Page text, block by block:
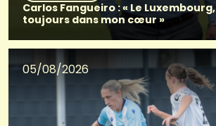
Carlos Fangueiro : « Le Luxembourg,
toujours dans mon cœur »
05/08/2026